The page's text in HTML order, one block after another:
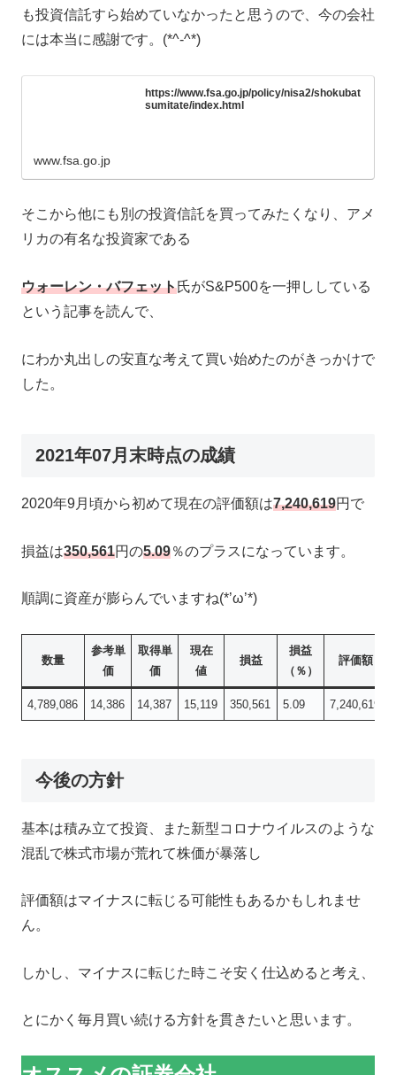
も投資信託すら始めていなかったと思うので、今の会社
には本当に感謝です。(*^-^*)
https://www.fsa.go.jp/policy/nisa2/shokubat
sumitate/index.html
www.fsa.go.jp
そこから他にも別の投資信託を買ってみたくなり、アメ
リカの有名な投資家である
ウォーレン・バフェット氏がS&P500を一押ししている
という記事を読んで、
にわか丸出しの安直な考えて買い始めたのがきっかけで
した。
2021年07月末時点の成績
2020年9月頃から初めて現在の評価額は7,240,619円で
損益は350,561円の5.09％のプラスになっています。
順調に資産が膨らんでいますね(*’ω’*)
数量
参考単
価
取得単
価
現在
値
損益
損益
（％）
評価額
4,789,086 14,386 14,387 15,119 350,561 5.09 7,240,619
今後の方針
基本は積み立て投資、また新型コロナウイルスのような
混乱で株式市場が荒れて株価が暴落し
評価額はマイナスに転じる可能性もあるかもしれませ
ん。
しかし、マイナスに転じた時こそ安く仕込めると考え、
とにかく毎月買い続ける方針を貫きたいと思います。